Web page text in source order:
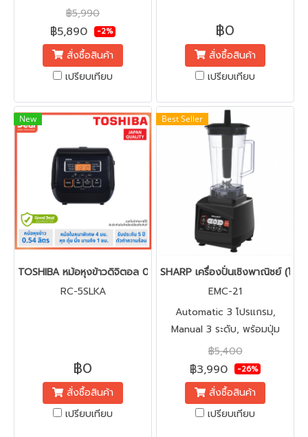
(มม.) 405x424x330 |
ฟังก์ชันหลัก อบ/ย่าง
฿5,990
฿5,890 -2%
สั่งซื้อสินค้า
เปรียบเทียบ
฿0
สั่งซื้อสินค้า
เปรียบเทียบ
New
TOSHIBA หม้อหุงข้าวดิจิตอล 0.54 ลิตร รุ่น RC-5SLKA
RC-5SLKA
฿0
สั่งซื้อสินค้า
เปรียบเทียบ
Best Seller
SHARP เครื่องปั่นเชิงพาณิชย์ (โ
EMC-21
Automatic 3 โปรแกรม,
Manual 3 ระดับ, พร้อมปุ่ม
Pulse
฿5,400
฿3,990 -26%
สั่งซื้อสินค้า
เปรียบเทียบ